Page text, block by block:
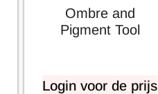
Ombre and
Pigment Tool
Login voor de prijs